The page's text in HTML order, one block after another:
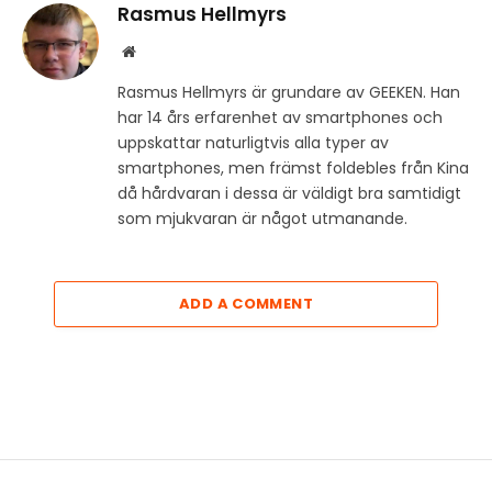
Rasmus Hellmyrs
Website
Rasmus Hellmyrs är grundare av GEEKEN. Han
har 14 års erfarenhet av smartphones och
uppskattar naturligtvis alla typer av
smartphones, men främst foldebles från Kina
då hårdvaran i dessa är väldigt bra samtidigt
som mjukvaran är något utmanande.
ADD A COMMENT